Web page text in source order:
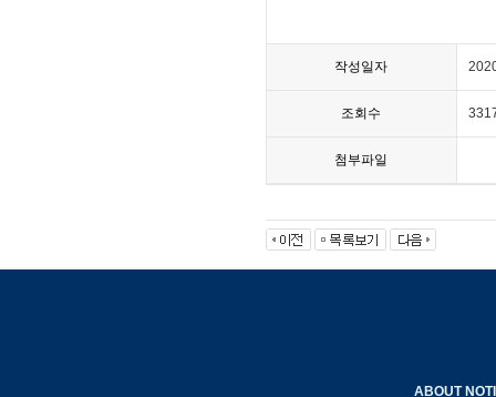
작성일자
조회수
첨부파일
ABOUT